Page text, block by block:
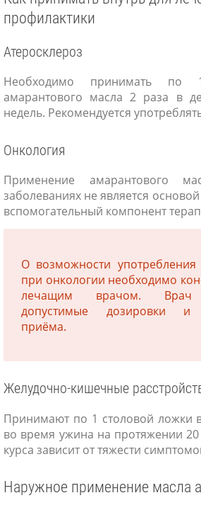
профилактики
Атеросклероз
Необходимо принимать по
амарантового масла 2 раза в
недель. Рекомендуется
Онкология
Применение амарантового
заболеваниях не является
вспомогательный компонент
О возможности
при онкологии необходимо
лечащим врачом. Врач
допустимые дозировки и
приёма.
Желудочно-кишечные
Принимают по 1 столовой ложки
во время ужина на протяжении 20
курса зависит от тяжести
Наружное применение масла